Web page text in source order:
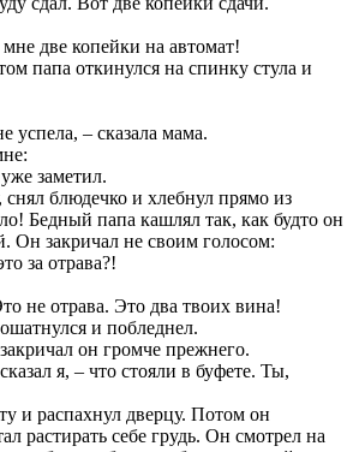
две копейки на автомат!
папа откинулся на спинку стула и
успела, – сказала мама.
заметил.
блюдечко и хлебнул прямо из
Бедный папа кашлял так, как будто он
Он закричал не своим голосом:
за отрава?!
не отрава. Это два твоих вина!
и побледнел.
он громче прежнего.
я, – что стояли в буфете. Ты,
и распахнул дверцу. Потом он
растирать себе грудь. Он смотрел на